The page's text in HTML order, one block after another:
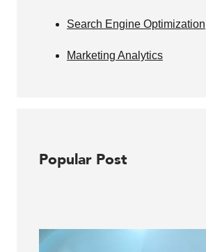
Search Engine Optimization
Marketing Analytics
Popular Post